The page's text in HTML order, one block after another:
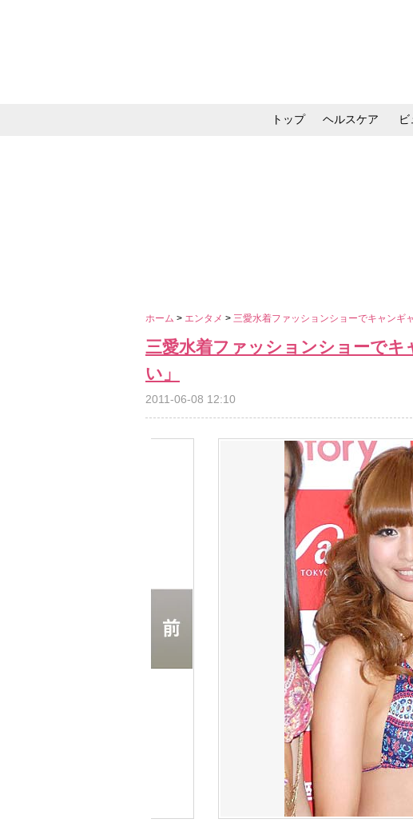
トップ ヘルスケア ビ
ホーム > エンタメ > 三愛水着ファッションショーでキャンギ
三愛水着ファッションショーでキ
い」
2011-06-08 12:10